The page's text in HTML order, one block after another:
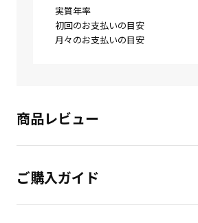
実質年率
初回のお支払いの目安
月々のお支払いの目安
商品レビュー
ご購入ガイド